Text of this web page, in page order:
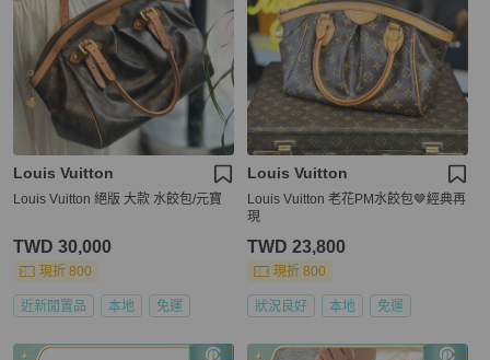
Louis Vuitton
Louis Vuitton 絕版 大款 水餃包/元寶
TWD 30,000
現折 800
近新閒置品 本地 免運
Louis Vuitton
Louis Vuitton 老花PM水餃包🤎經典再
現
TWD 23,800
現折 800
狀況良好 本地 免運